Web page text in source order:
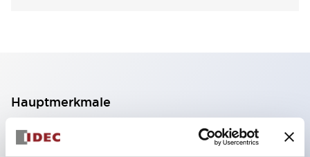
Hauptmerkmale
2-Kontakt-Block mit 2 Stufen, ermöglicht eine 4-